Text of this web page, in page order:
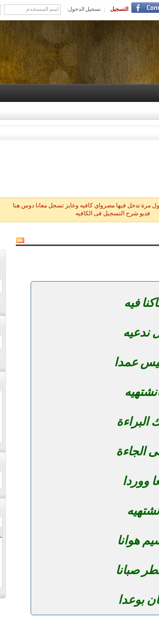
التسجيل تسجيل الدخول:
مرة تدخل فيها مصرواي كافيه وعايز تسجل معانا دوس هنا
فديو شرح التسجيل فى الكافيه
فيه
ندعيه
عمدا
البراءة
الجاءة
ووردا
هوانا
صبانا
بوعدا